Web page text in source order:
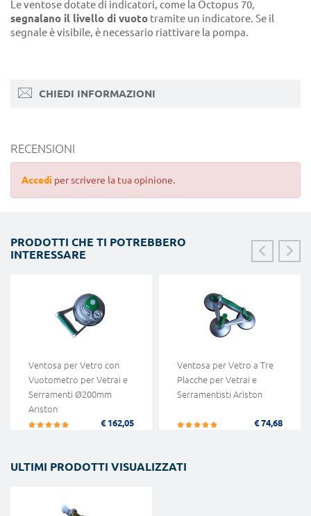
Le ventose dotate di indicatori, come la Octopus 70,
segnalano il livello di vuoto tramite un indicatore. Se il
segnale è visibile, è necessario riattivare la pompa.
CHIEDI INFORMAZIONI
RECENSIONI
Accedi per scrivere la tua opinione.
PRODOTTI CHE TI POTREBBERO
INTERESSARE
Ventosa per Vetro con
Vuotometro per Vetrai e
Serramenti Ø200mm
Ariston
€ 162,05
Ventosa per Vetro a Tre
Placche per Vetrai e
Serramentisti Ariston
€ 74,68
ULTIMI PRODOTTI VISUALIZZATI